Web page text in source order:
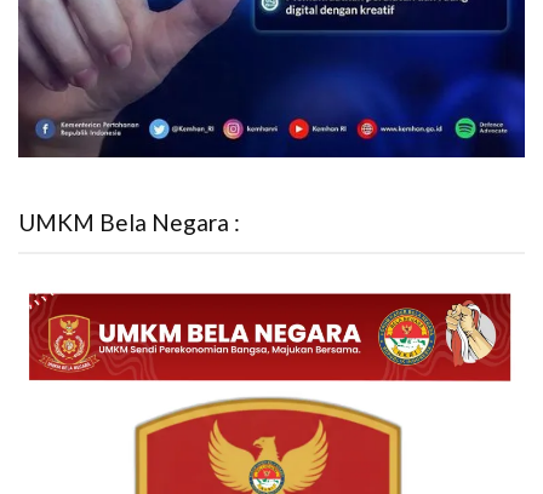
UMKM Bela Negara :